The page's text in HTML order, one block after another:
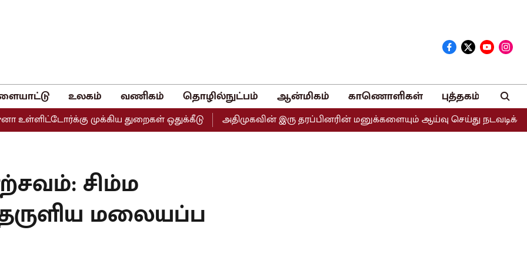
உலகம் வணிகம் தொழில்நுட்பம் ஆன்மிகம் காணொளிகள் புத்தகம்
முக்கிய துறைகள் ஒதுக்கீடு அதிமுகவின் இரு தரப்பினரின் மனுக்களையும் ஆய்வு செய்து நடவடிக்கை
சிம்ம
மலையப்ப